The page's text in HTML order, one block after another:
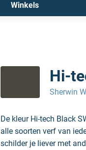
Winkels
Hi-
Sherwin
De kleur Hi-tech Black
alle soorten verf van
schilder je liever met